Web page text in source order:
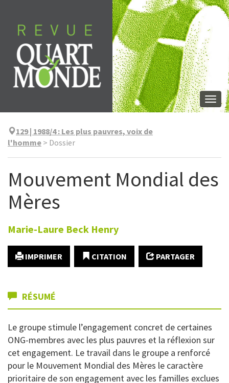
contenu
129 | 1988/4: Les plus pauvres, voix de
l'homme > Dossier
Mouvement Mondial des
Mères
Marie-Laure Beck Henry
IMPRIMER CITATION PARTAGER
RÉSUMÉ
Le groupe stimule l’engagement concret de certaines
ONG-membres avec les plus pauvres et la réflexion sur
cet engagement. Le travail dans le groupe a renforcé
pour le Mouvement Mondial des Mères le caractère
prioritaire de son engagement avec les familles exclues